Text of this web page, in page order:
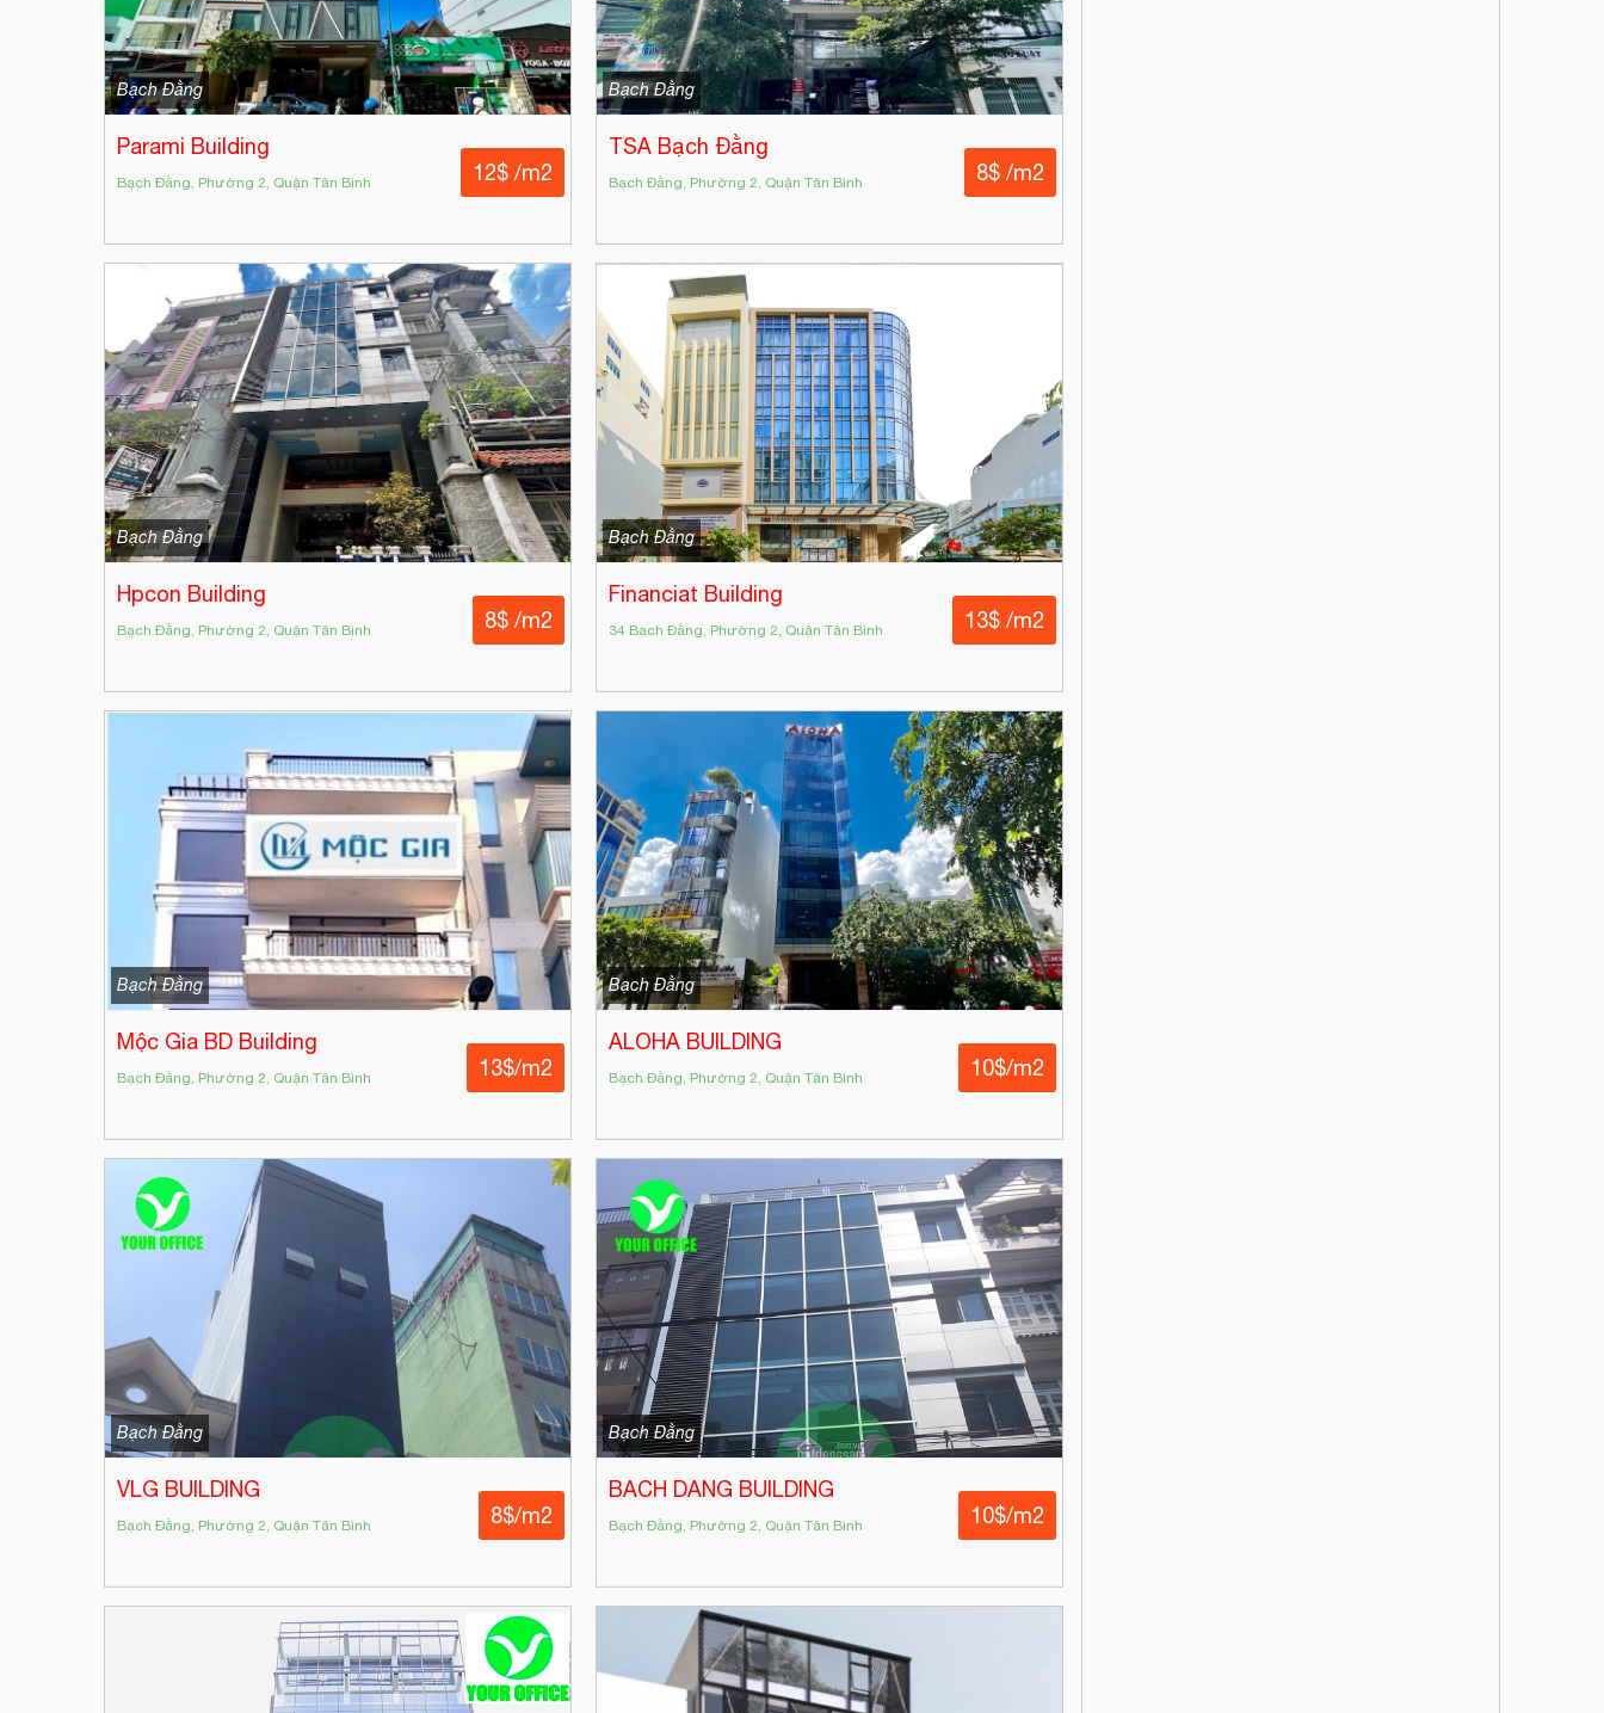
Bạch Đằng
Parami Building
Bạch Đằng, Phường 2, Quận Tân Bình 12$ /m2
Bạch Đằng
TSA Bạch Đằng
Bạch Đằng, Phường 2, Quận Tân Bình 8$ /m2
Bạch Đằng
Hpcon Building
Bạch Đằng, Phường 2, Quận Tân Bình 8$ /m2
Bạch Đằng
Financiat Building
34 Bạch Đằng, Phường 2, Quận Tân Bình 13$ /m2
Bạch Đằng
Mộc Gia BD Building
Bạch Đằng, Phường 2, Quận Tân Bình 13$/m2
Bạch Đằng
ALOHA BUILDING
Bạch Đằng, Phường 2, Quận Tân Bình 10$/m2
Bạch Đằng
VLG BUILDING
Bạch Đằng, Phường 2, Quận Tân Bình 8$/m2
Bạch Đằng
BACH DANG BUILDING
Bạch Đằng, Phường 2, Quận Tân Bình 10$/m2